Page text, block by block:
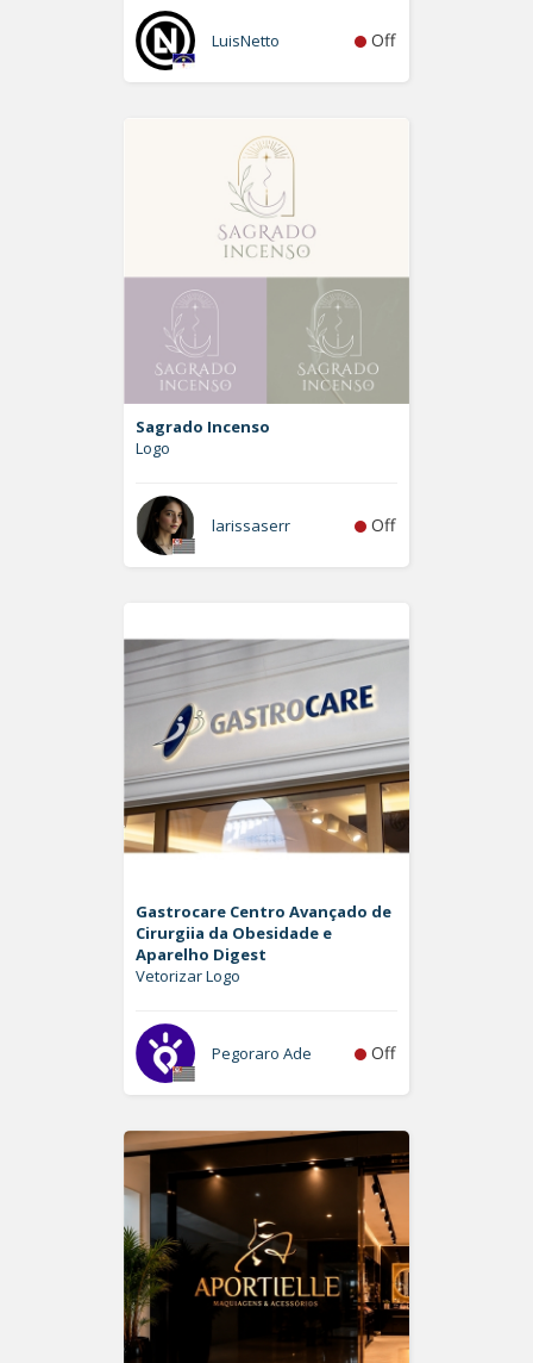
LuisNetto Off
Sagrado Incenso
Logo
larissaserr Off
Gastrocare Centro Avançado de
Cirurgiia da Obesidade e
Aparelho Digest
Vetorizar Logo
Pegoraro Ade Off